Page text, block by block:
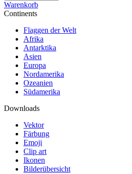
Warenkorb
Continents
Flaggen der Welt
Afrika
Antarktika
Asien
Europa
Nordamerika
Ozeanien
Südamerika
Downloads
Vektor
Färbung
Emoji
Clip art
Ikonen
Bilderübersicht